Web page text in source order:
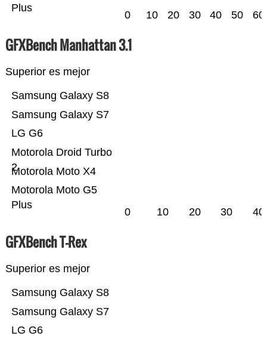
Plus
0 10 20 30 40 50 60
GFXBench Manhattan 3.1
Superior es mejor
Motorola Moto G5
Plus
Motorola Moto X4
Motorola Droid Turbo
2
LG G6
Samsung Galaxy S7
Samsung Galaxy S8
0 10 20 30 40
GFXBench T-Rex
Superior es mejor
LG G6
Samsung Galaxy S7
Samsung Galaxy S8